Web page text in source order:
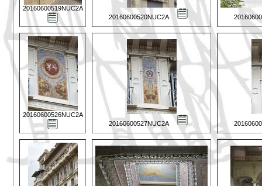
20160600519NUC2A
20160600520NUC2A
20160600526NUC2A
20160600527NUC2A